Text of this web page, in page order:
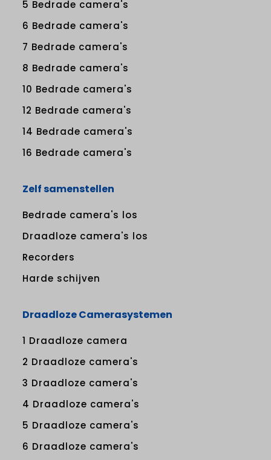
5 Bedrade camera's
6 Bedrade camera's
7 Bedrade camera's
8 Bedrade camera's
10 Bedrade camera's
12 Bedrade camera's
14 Bedrade camera's
16 Bedrade camera's
Zelf samenstellen
Bedrade camera's los
Draadloze camera's los
Recorders
Harde schijven
Draadloze Camerasystemen
1 Draadloze camera
2 Draadloze camera's
3 Draadloze camera's
4 Draadloze camera's
5 Draadloze camera's
6 Draadloze camera's